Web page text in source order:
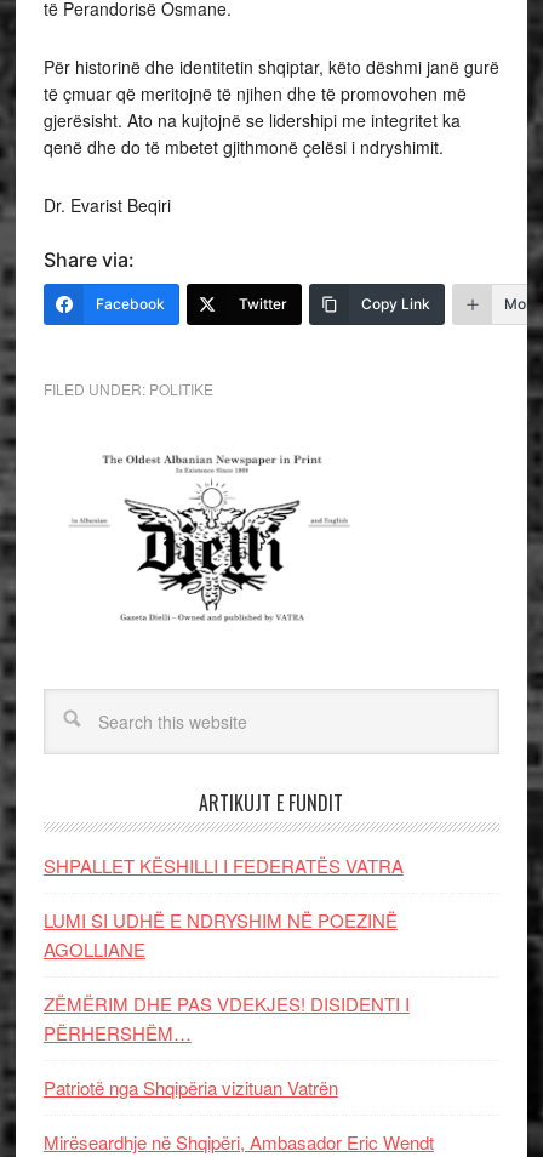
të Perandorisë Osmane.
Për historinë dhe identitetin shqiptar, këto dëshmi janë gurë
të çmuar që meritojnë të njihen dhe të promovohen më
gjerësisht. Ato na kujtojnë se lidershipi me integritet ka
qenë dhe do të mbetet gjithmonë çelësi i ndryshimit.
Dr. Evarist Beqiri
Share via:
Facebook Twitter Copy Link More
FILED UNDER: POLITIKE
ARTIKUJT E FUNDIT
SHPALLET KËSHILLI I FEDERATËS VATRA
LUMI SI UDHË E NDRYSHIM NË POEZINË
AGOLLIANE
ZËMËRIM DHE PAS VDEKJES! DISIDENTI I
PËRHERSHËM…
Patriotë nga Shqipëria vizituan Vatrën
Mirëseardhje në Shqipëri, Ambasador Eric Wendt